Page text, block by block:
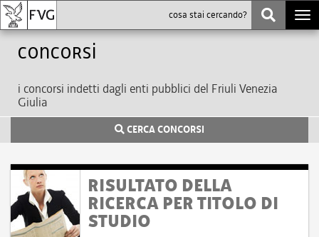
Concorsi
i concorsi indetti dagli enti pubblici del Friuli Venezia
Giulia
CERCA CONCORSI
RISULTATO DELLA
RICERCA PER TITOLO DI
STUDIO